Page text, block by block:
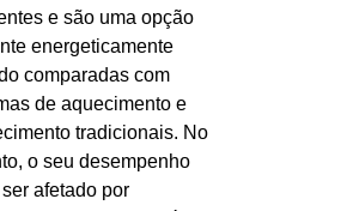
e são uma opção
energeticamente
comparadas com
de aquecimento e
tradicionais. No
o seu desempenho
afetado por